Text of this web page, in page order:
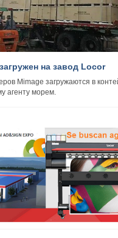
на завод Locor
Mimage загружаются в
агенту морем.